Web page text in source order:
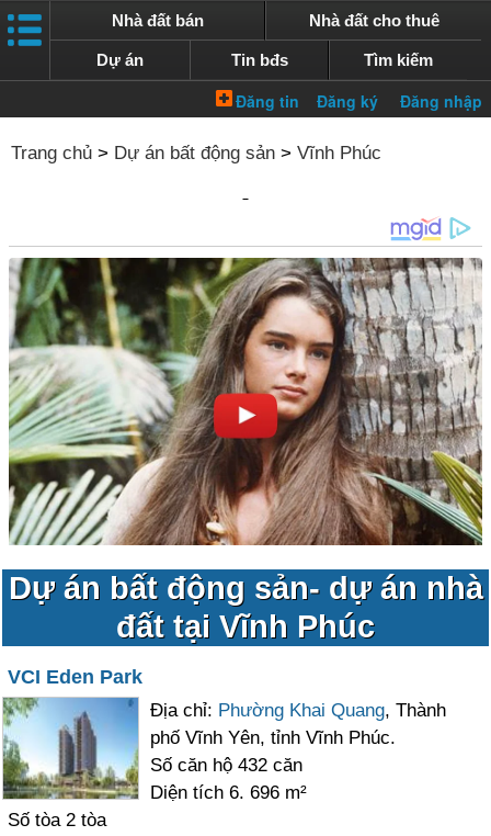
Nhà đất bán Nhà đất cho thuê
Dự án Tin bđs Tìm kiếm
Trang chủ > Dự án bất động sản > Vĩnh Phúc
Dự án bất động sản- dự án nhà
đất tại Vĩnh Phúc
VCI Eden Park
Địa chỉ: Phường Khai Quang, Thành
phố Vĩnh Yên, tỉnh Vĩnh Phúc.
Số căn hộ 432 căn
Diện tích 6. 696 m²
Số tòa 2 tòa